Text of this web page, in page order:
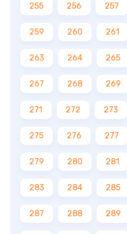
255 256 257
259 260 261
263 264 265
267 268 269
271 272 273
275 276 277
279 280 281
283 284 285
287 288 289